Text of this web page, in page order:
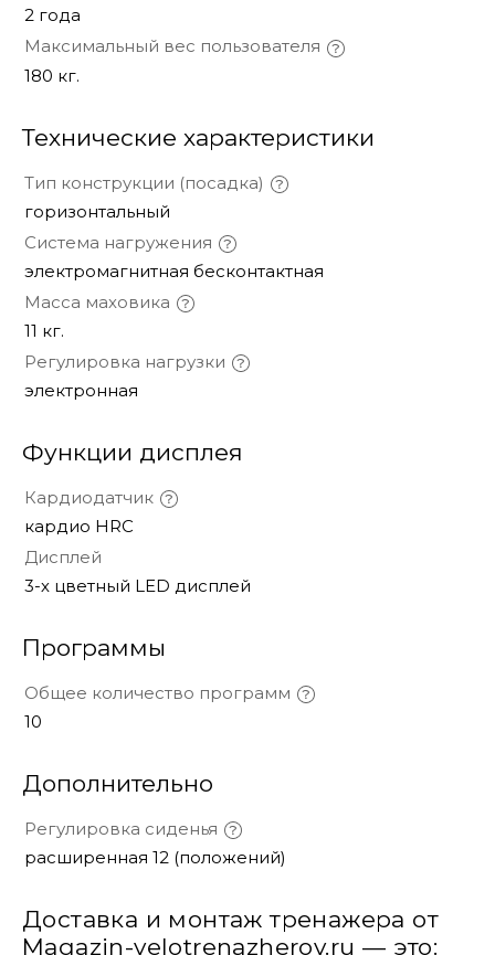
2 года
Максимальный вес пользователя
180 кг.
Технические характеристики
Тип конструкции (посадка)
горизонтальный
Система нагружения
электромагнитная бесконтактная
Масса маховика
11 кг.
Регулировка нагрузки
электронная
Функции дисплея
Кардиодатчик
кардио HRC
Дисплей
3-х цветный LED дисплей
Программы
Общее количество программ
10
Дополнительно
Регулировка сиденья
расширенная 12 (положений)
Доставка и монтаж тренажера от
Magazin-velotrenazherov.ru — это: